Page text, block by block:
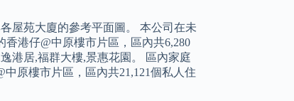
屋苑大廈的參考平面圖。 本公司在未
港仔@中原樓市片區，區內共6,280
港居,福群大樓,景惠花園。 區內家庭
原樓市片區，區內共21,121個私人住